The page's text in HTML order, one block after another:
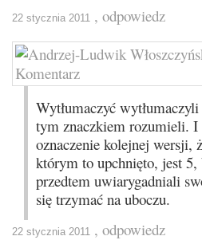
22 stycznia 2011 , odpowiedz
Wytłumaczyć
tym znaczkiem rozumieli.
oznaczenie kolejnej wersji,
którym to upchnięto, jest
przedtem uwiarygadniali
się trzymać na uboczu.
22 stycznia 2011 , odpowiedz